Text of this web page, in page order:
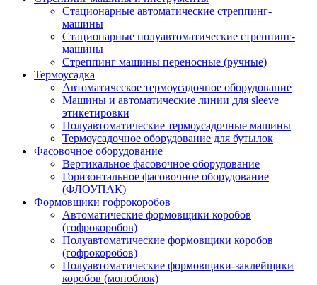
Стационарные автоматические стреппинг-
машины
Стационарные полуавтоматические стреппинг-
машины
Стреппинг машины переносные (ручные)
Термоусадка
Автоматическое термоусадочное оборудование
Машины и автоматические линии для sleeve
этикетировки
Полуавтоматические термоусадочные машины
Термоусадочное оборудование для бутылок
Фасовочное оборудование
Вертикальное фасовочное оборудование
Горизонтальное фасовочное оборудование
(ФЛОУПАК)
Формовщики гофрокоробов
Автоматические формовщики коробов
(гофрокоробов)
Полуавтоматические формовщики коробов
(гофрокоробов)
Полуавтоматические формовщики-заклейщики
коробов (моноблок)